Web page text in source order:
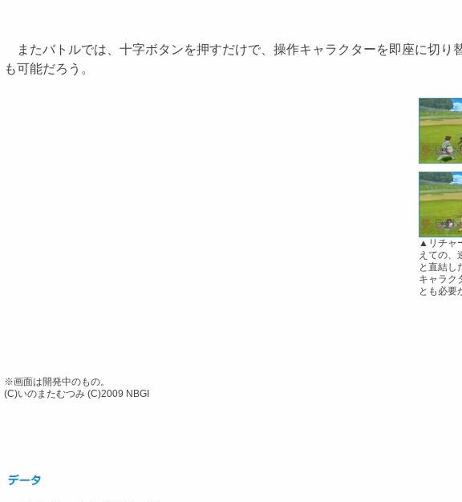
またバトルでは、十字ボタンを押すだけで、操作キャラクターを即座に切り
も可能だろう。
▲リチャ
えての、
と直結し
キャラク
とも必要
※画面は開発中のもの。
(C)いのまたむつみ (C)2009 NBGI